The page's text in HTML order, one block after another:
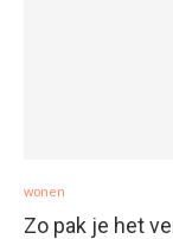
wonen
Zo pak je het